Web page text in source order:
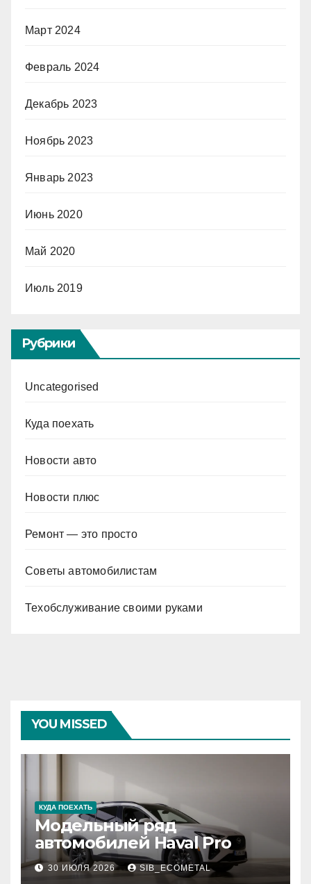
Март 2024
Февраль 2024
Декабрь 2023
Ноябрь 2023
Январь 2023
Июнь 2020
Май 2020
Июль 2019
Рубрики
Uncategorised
Куда поехать
Новости авто
Новости плюс
Ремонт — это просто
Советы автомобилистам
Техобслуживание своими руками
YOU MISSED
КУДА ПОЕХАТЬ
Модельный ряд
автомобилей Haval Pro
30 ИЮЛЯ 2026 SIB_ECOMETAL